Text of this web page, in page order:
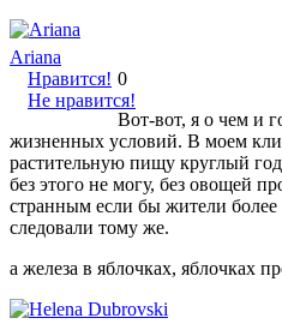
Ariana
Нравится!
Не нравится!
0
Вот-вот, я о чем и
жизненных условий. В моем
растительную пищу круглый
без этого не могу, без овощей
странным если бы жители
следовали тому же.
а железа в яблочках, яблочках